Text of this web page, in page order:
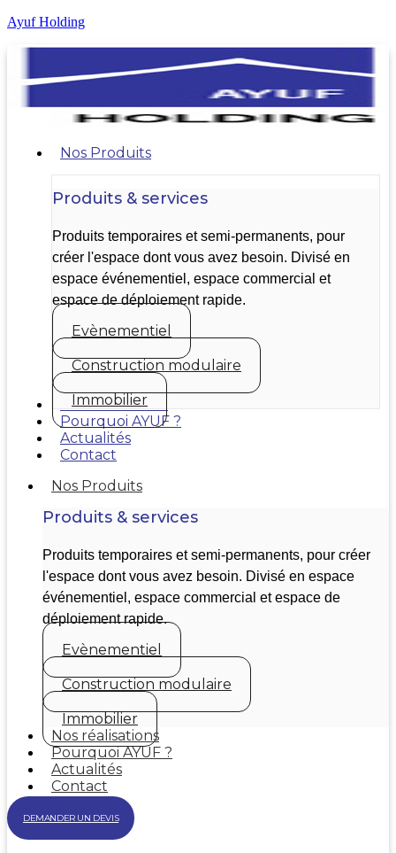
Ayuf Holding
Nos Produits
Produits & services
Produits temporaires et semi-permanents, pour
créer l'espace dont vous avez besoin. Divisé en
espace événementiel, espace commercial et
espace de déploiement rapide.
Evènementiel
Construction modulaire
Immobilier
Nos réalisations
Pourquoi AYUF ?
Actualités
Contact
Nos Produits
Produits & services
Produits temporaires et semi-permanents, pour créer
l'espace dont vous avez besoin. Divisé en espace
événementiel, espace commercial et espace de
déploiement rapide.
Evènementiel
Construction modulaire
Immobilier
Nos réalisations
Pourquoi AYUF ?
Actualités
Contact
DEMANDER UN DEVIS